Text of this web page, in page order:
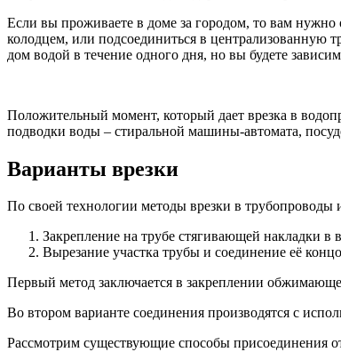
Если вы проживаете в доме за городом, то вам нужно
колодцем, или подсоединиться в централизованную
дом водой в течение одного дня, но вы будете
Положительный момент, который дает врезка в
подводки воды – стиральной машины-автомата,
Варианты врезки
По своей технологии методы врезки в трубопроводы
Закрепление на трубе стягивающей накладки
Вырезание участка трубы и соединение её
Первый метод заключается в закреплении
Во втором варианте соединения производятся с
Рассмотрим существующие способы присоединения